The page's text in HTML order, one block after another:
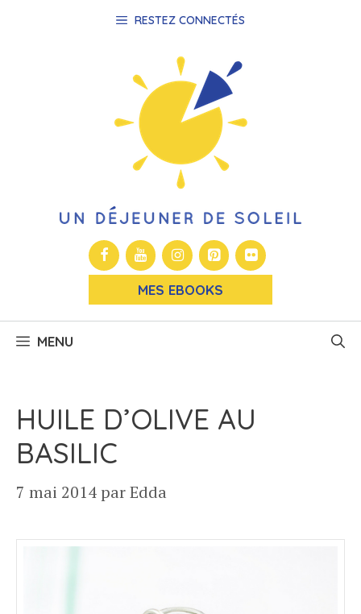
RESTEZ CONNECTÉS
MES EBOOKS
MENU
HUILE D’OLIVE AU
BASILIC
7 mai 2014 parEdda